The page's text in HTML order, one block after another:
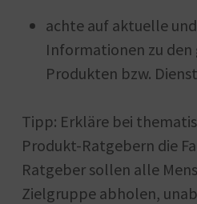
achte auf aktuelle
Informationen zu
Produkten bzw.
Tipp: Erkläre bei
Produkt-Ratgebern die
Ratgeber sollen alle
Zielgruppe abholen,